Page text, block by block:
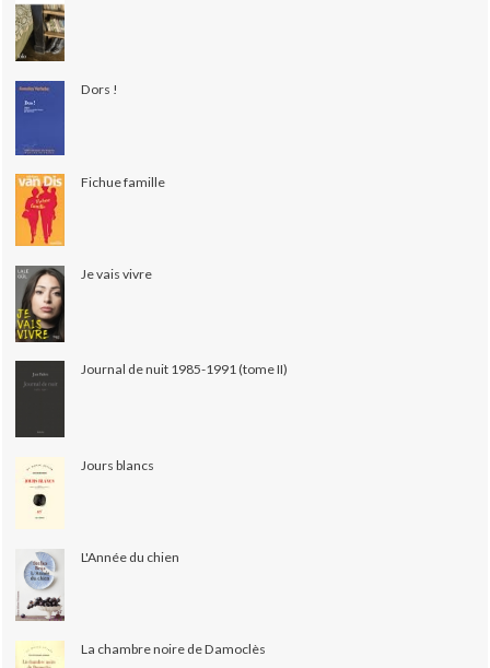
Dors !
Fichue famille
Je vais vivre
Journal de nuit 1985-1991 (tome II)
Jours blancs
L'Année du chien
La chambre noire de Damoclès